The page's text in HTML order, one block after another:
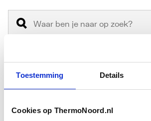
Toestemming Details
Cookies op ThermoNoord.nl
Materiaal
slang